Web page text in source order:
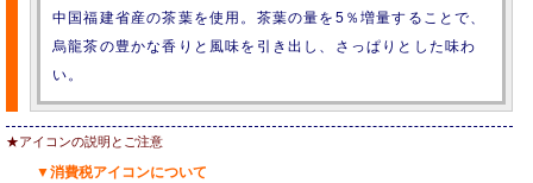
中国福建省産の茶葉を使用。茶葉の量を5％増量することで、
烏龍茶の豊かな香りと風味を引き出し、さっぱりとした味わ
い。
★アイコンの説明とご注意
▼消費税アイコンについて